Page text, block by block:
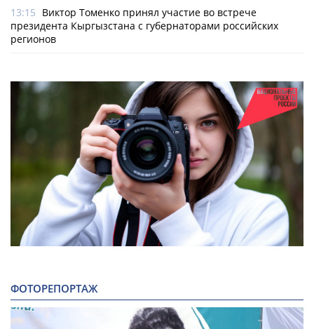
13:15 Виктор Томенко принял участие во встрече
президента Кыргызстана с губернаторами российских
регионов
ФОТОРЕПОРТАЖ